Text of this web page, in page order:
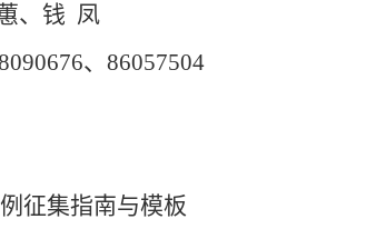
、钱 凤
、86057504
征集指南与模板